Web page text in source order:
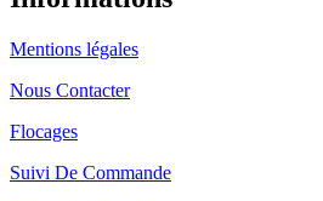
Mentions légales
Nous Contacter
Flocages
Suivi De Commande